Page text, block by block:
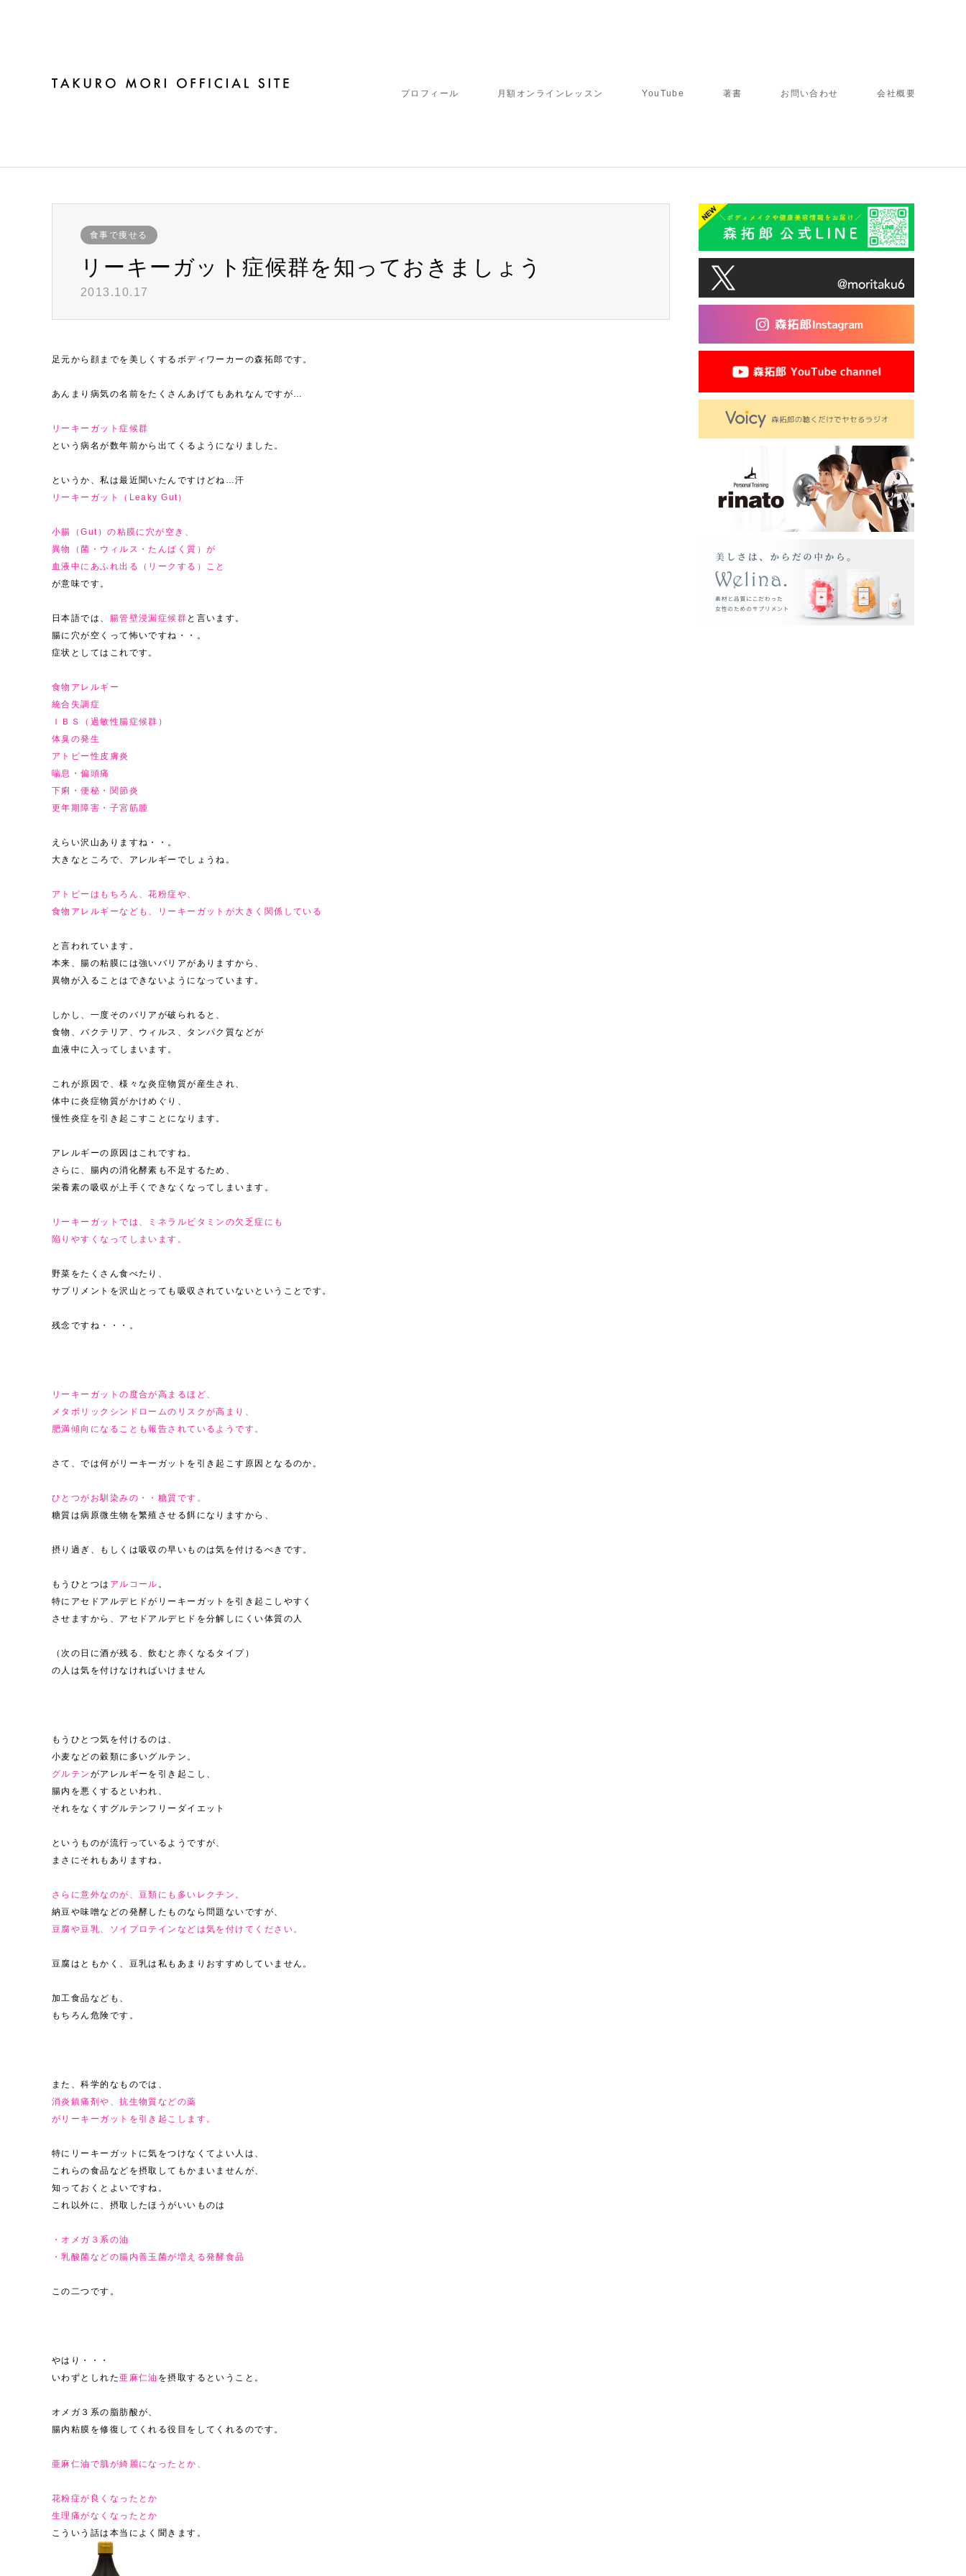
プロフィール 月額オンラインレッスン YouTube 著書 お問い合わせ 会社概要
食事で痩せる
リーキーガット症候群を知っておきましょう
2013.10.17
足元から顔までを美しくするボディワーカーの森拓郎です。
あんまり病気の名前をたくさんあげてもあれなんですが…
リーキーガット症候群
という病名が数年前から出てくるようになりました。
というか、私は最近聞いたんですけどね…汗
リーキーガット（Leaky Gut）
小腸（Gut）の粘膜に穴が空き、
異物（菌・ウィルス・たんぱく質）が
血液中にあふれ出る（リークする）こと
が意味です。
日本語では、 腸管壁浸漏症候群 と言います。
腸に穴が空くって怖いですね・・。
症状としてはこれです。
食物アレルギー
統合失調症
ＩＢＳ（過敏性腸症候群）
体臭の発生
アトピー性皮膚炎
喘息・偏頭痛
下痢・便秘・関節炎
更年期障害・子宮筋腫
えらい沢山ありますね・・。
大きなところで、アレルギーでしょうね。
アトピーはもちろん、花粉症や、
食物アレルギーなども、リーキーガットが大きく関係している
と言われています。
本来、腸の粘膜には強いバリアがありますから、
異物が入ることはできないようになっています。
しかし、一度そのバリアが破られると、
食物、バクテリア、ウィルス、タンパク質などが
血液中に入ってしまいます。
これが原因で、様々な炎症物質が産生され、
体中に炎症物質がかけめぐり、
慢性炎症を引き起こすことになります。
アレルギーの原因はこれですね。
さらに、腸内の消化酵素も不足するため、
栄養素の吸収が上手くできなくなってしまいます。
リーキーガットでは、ミネラルビタミンの欠乏症にも
陥りやすくなってしまいます。
野菜をたくさん食べたり、
サプリメントを沢山とっても吸収されていないということです。
残念ですね・・・。
リーキーガットの度合が高まるほど、
メタボリックシンドロームのリスクが高まり、
肥満傾向になることも報告されているようです。
さて、では何がリーキーガットを引き起こす原因となるのか。
ひとつがお馴染みの・・糖質です。
糖質は病原微生物を繁殖させる餌になりますから、
摂り過ぎ、もしくは吸収の早いものは気を付けるべきです。
もうひとつは アルコール 。
特にアセドアルデヒドがリーキーガットを引き起こしやすく
させますから、アセドアルデヒドを分解しにくい体質の人
（次の日に酒が残る、飲むと赤くなるタイプ）
の人は気を付けなければいけません
もうひとつ気を付けるのは、
小麦などの穀類に多いグルテン。
グルテン がアレルギーを引き起こし、
腸内を悪くするといわれ、
それをなくすグルテンフリーダイエット
というものが流行っているようですが、
まさにそれもありますね。
さらに意外なのが、豆類にも多いレクチン。
納豆や味噌などの発酵したものなら問題ないですが、
豆腐や豆乳、ソイプロテインなどは気を付けてください。
豆腐はともかく、豆乳は私もあまりおすすめしていません。
加工食品なども、
もちろん危険です。
また、科学的なものでは、
消炎鎮痛剤や、抗生物質などの薬
がリーキーガットを引き起こします。
特にリーキーガットに気をつけなくてよい人は、
これらの食品などを摂取してもかまいませんが、
知っておくとよいですね。
これ以外に、摂取したほうがいいものは
・オメガ３系の油
・乳酸菌などの腸内善玉菌が増える発酵食品
この二つです。
やはり・・・
いわずとしれた 亜麻仁油 を摂取するということ。
オメガ３系の脂肪酸が、
腸内粘膜を修復してくれる役目をしてくれるのです。
亜麻仁油で肌が綺麗になったとか、
花粉症が良くなったとか
生理痛がなくなったとか
こういう話は本当によく聞きます。